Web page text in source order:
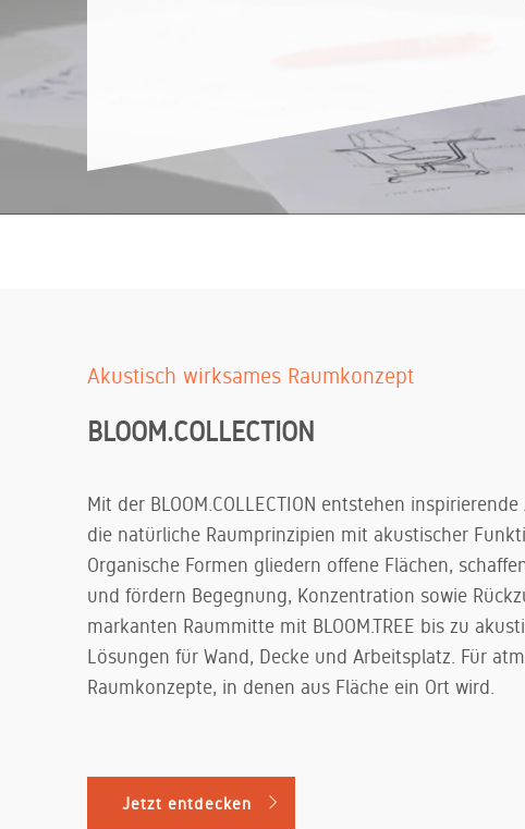
Akustisch wirksames Raumkonzept
BLOOM.COLLECTION
Mit der BLOOM.COLLECTION entstehen
die natürliche Raumprinzipien mit akustischer
Organische Formen gliedern offene Flächen,
und fördern Begegnung, Konzentration sowie
markanten Raummitte mit BLOOM.TREE bis zu
Lösungen für Wand, Decke und Arbeitsplatz. Für
Raumkonzepte, in denen aus Fläche ein Ort wird.
Jetzt entdecken